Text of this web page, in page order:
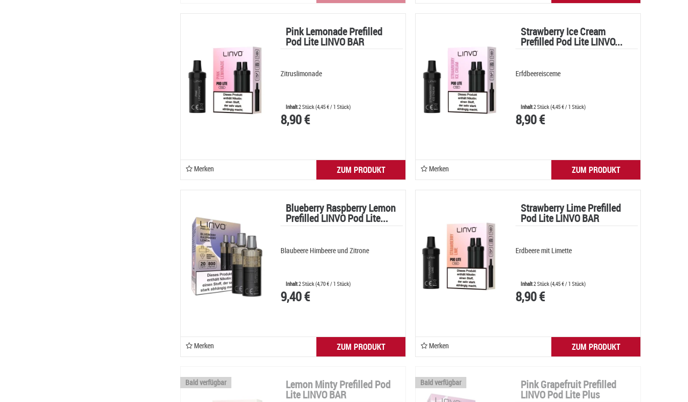
Pink Lemonade Prefilled
Pod Lite LINVO BAR
Zitruslimonade
Inhalt2 Stück(4,45 €/ 1 Stück)
8,90 €
ZUM PRODUKT
Merken
Strawberry Ice Cream
Prefilled Pod Lite LINVO...
Erfdbeereisceme
Inhalt2 Stück(4,45 €/ 1 Stück)
8,90 €
ZUM PRODUKT
Merken
Blueberry Raspberry Lemon
Prefilled LINVO Pod Lite...
Blaubeere Himbeere und Zitrone
Inhalt2 Stück(4,70 €/ 1 Stück)
9,40 €
ZUM PRODUKT
Merken
Strawberry Lime Prefilled
Pod Lite LINVO BAR
Erdbeere mit Limette
Inhalt2 Stück(4,45 €/ 1 Stück)
8,90 €
ZUM PRODUKT
Merken
Bald verfügbar Lemon Minty Prefilled Pod
Lite LINVO BAR
Bald verfügbar Pink Grapefruit Prefilled
LINVO Pod Lite Plus